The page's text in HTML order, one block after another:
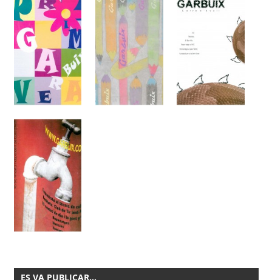
ES VA PUBLICAR…